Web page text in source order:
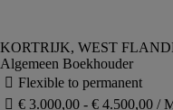
Algemeen Boekhouder